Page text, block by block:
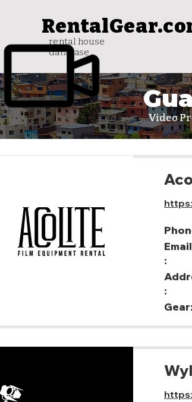
rental house
database
Video
Email
:
:
Gear: